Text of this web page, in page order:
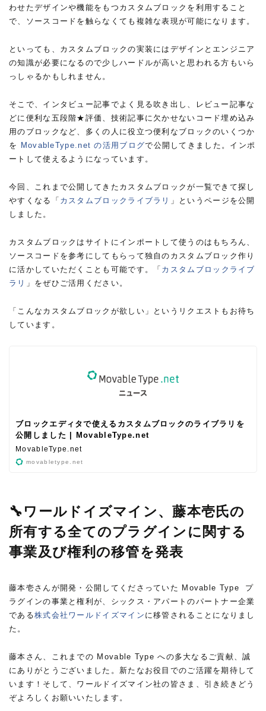
わせたデザインや機能をもつカスタムブロックを利用すること
で、ソースコードを触らなくても複雑な表現が可能になります。
といっても、カスタムブロックの実装にはデザインとエンジニア
の知識が必要になるので少しハードルが高いと思われる方もいら
っしゃるかもしれません。
そこで、インタビュー記事でよく見る吹き出し、レビュー記事な
どに便利な五段階★評価、技術記事に欠かせないコード埋め込み
用のブロックなど、多くの人に役立つ便利なブロックのいくつか
を
MovableType.net の活用ブログで公開してきました。インポ
ートして使えるようになっています。
今回、これまで公開してきたカスタムブロックが一覧できて探し
やすくなる「 カスタムブロックライブラリ 」というページを公開
しました。
カスタムブロックはサイトにインポートして使うのはもちろん、
ソースコードを参考にしてもらって独自のカスタムブロック作り
に活かしていただくことも可能です。「 カスタムブロックライブ
ラリ 」をぜひご活用ください。
「こんなカスタムブロックが欲しい」というリクエストもお待ち
しています。
ブロックエディタで使えるカスタムブロックのライブラリを
公開しました | MovableType.net
MovableType.net
movabletype.net
🔧ワールドイズマイン、藤本壱氏の
所有する全てのプラグインに関する
事業及び権利の移管を発表
藤本壱さんが開発・公開してくださっていた Movable Type プ
ラグインの事業と権利が、シックス・アパートのパートナー企業
である株式会社ワールドイズマイン に移管されることになりまし
た。
藤本さん、これまでの Movable Type への多大なるご貢献、誠
にありがとうございました。新たなお役目でのご活躍を期待して
います！そして、ワールドイズマイン社の皆さま、引き続きどう
ぞよろしくお願いいたします。